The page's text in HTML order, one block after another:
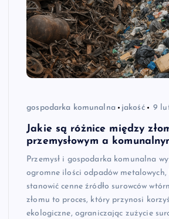
gospodarka komunalna jakość 9
Jakie są różnice między
przemysłowym a
Przemysł i gospodarka komunalna
ogromne ilości odpadów metalowych,
stanowić cenne źródło surowców
złomu to proces, który przynosi
ekologiczne, ograniczając zużycie